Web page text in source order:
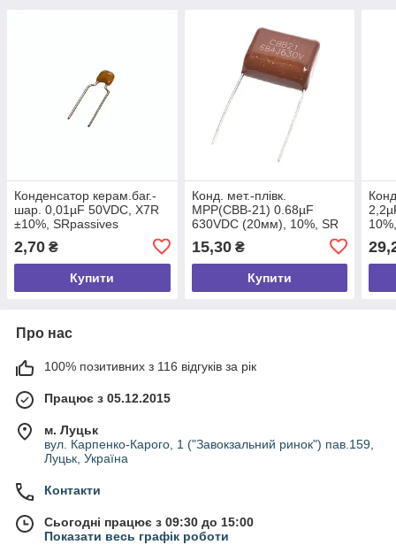
Конденсатор керам.баг.-
шар. 0,01µF 50VDC, X7R
±10%, SRpassives
2,70 ₴
Купити
Конд. мет.-плівк.
MPP(CBB-21) 0.68µF
630VDC (20мм), 10%, SR
15,30₴
Купити
Про нас
100% позитивних з 116 відгуків за рік
Працює з 05.12.2015
м. Луцьк
вул. Карпенко-Карого, 1 ("Завокзальний ринок") пав.159,
Луцьк, Україна
Контакти
Сьогодні працює з 09:30 до 15:00
Показати весь графік роботи